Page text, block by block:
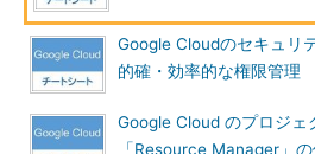
Google Cloudのセキュリ
的確・効率的な権限管理
Google Cloud のプロジェ
「Resource Manager」